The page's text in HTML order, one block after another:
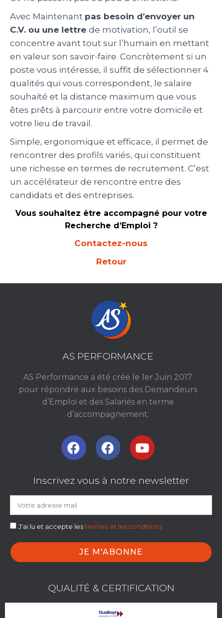
Avec Maintenant pas besoin d’envoyer un
C.V. ou une lettre de motivation, l’outil se
concentre avant tout sur l’humain en mettant
en valeur son savoir-faire. Concrètement si un
poste vous intéresse, il suffit de sélectionner 4
qualités qui vous correspondent, le salaire
souhaité et la distance maximum que vous
êtes prêts à parcourir entre votre domicile et
votre lieu de travail.
Simple, ergonomique et efficace, il permet de
rencontrer des profils variés, qui constituent
une richesse en termes de recrutement. C’est
un accélérateur de rencontre entre des
candidats et des entreprises.
Vous souhaitez être accompagné pour votre
Recherche d’Emploi ?
Contactez-nous
Retour
AS PERFORMANCE
AS Performance a été crée le 1er Juin 2017
pour répondre aux besoins des Demandeurs
d’Emploi et des Salariés en terme
d’accompagnement.
Inscrivez vous à notre newsletter
J'ai lu et accepte lestermes et les conditions
JE M'ABONNE
QUALITÉ & CERTIFICATION